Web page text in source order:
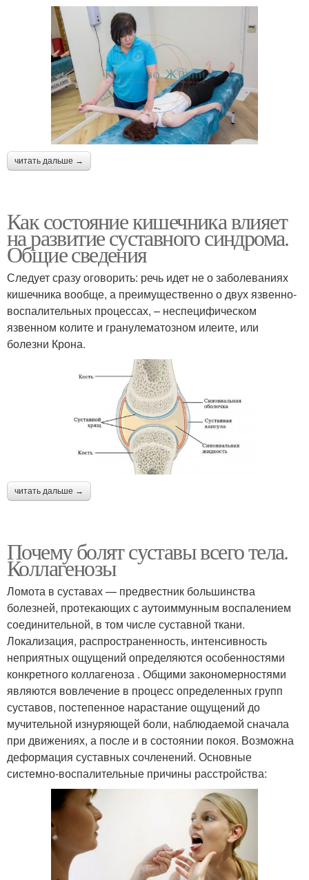
читать дальше →
Как состояние кишечника влияет
на развитие суставного синдрома.
Общие сведения
Следует сразу оговорить: речь идет не о заболеваниях
кишечника вообще, а преимущественно о двух язвенно-
воспалительных процессах, – неспецифическом
язвенном колите и гранулематозном илеите, или
болезни Крона.
читать дальше →
Почему болят суставы всего тела.
Коллагенозы
Ломота в суставах — предвестник большинства
болезней, протекающих с аутоиммунным воспалением
соединительной, в том числе суставной ткани.
Локализация, распространенность, интенсивность
неприятных ощущений определяются особенностями
конкретного коллагеноза . Общими закономерностями
являются вовлечение в процесс определенных групп
суставов, постепенное нарастание ощущений до
мучительной изнуряющей боли, наблюдаемой сначала
при движениях, а после и в состоянии покоя. Возможна
деформация суставных сочленений. Основные
системно-воспалительные причины расстройства: